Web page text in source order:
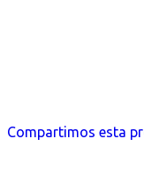
Compartimos esta